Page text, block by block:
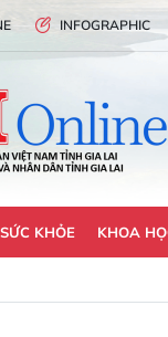
INFOGRAPHIC
SỨC KHỎE KHOA